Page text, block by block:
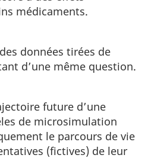
médicaments.
données tirées de
d’une même question.
future d’une
de microsimulation
le parcours de vie
(fictives) de leur